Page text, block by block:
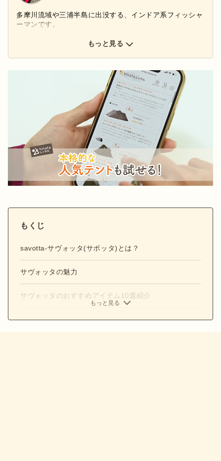
多摩川流域や三浦半島に出没する、インドア系フィッシャ
ーマンです。
もっと見る
もくじ
savotta-サヴォッタ(サボッタ)とは？
サヴォッタの魅力
サヴォッタのおすすめアイテム10選紹介
もっと見る